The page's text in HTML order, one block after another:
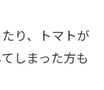
り、トマトが
しまった方も